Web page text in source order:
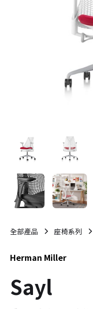
全部產品 座椅系列
Herman Miller
Sayl